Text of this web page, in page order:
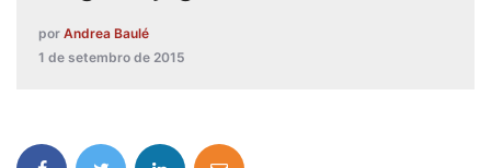
por Andrea Baulé
1 de setembro de 2015